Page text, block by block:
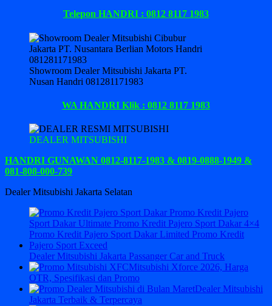
Telepon HANDRI : 0812 8117 1983
Showroom Dealer Mitsubishi Jakarta PT.
Nusan Handri 081281171983
WA HANDRI Klik : 0812 8117 1983
DEALER MITSUBISHI
HANDRI GUNAWAN 0812-8117-1983 & 0819-0888-1949 &
081-808-000-739
Dealer Mitsubishi Jakarta Selatan
Dealer Mitsubishi Jakarta Passanger Car and Truck
Mitsubishi Xforce 2026, Harga
OTR, Spesifikasi dan Promo
Dealer Mitsubishi
Jakarta Terbaik & Terpercaya